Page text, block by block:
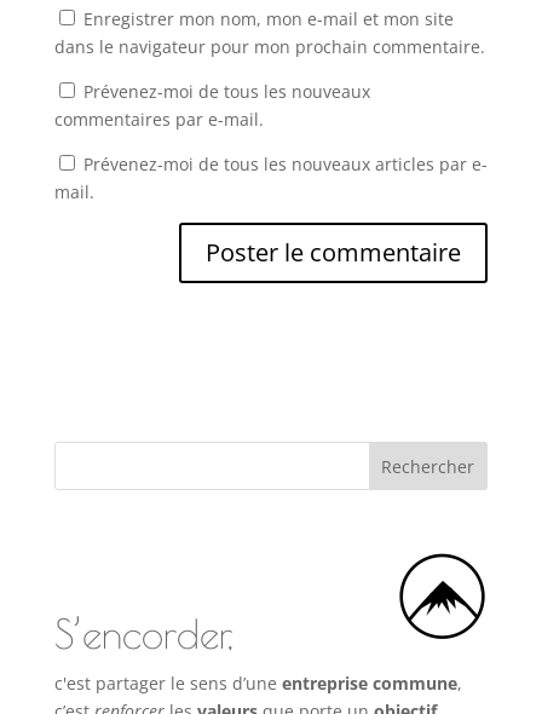
Enregistrer mon nom, mon e-mail et mon site
dans le navigateur pour mon prochain commentaire.
Prévenez-moi de tous les nouveaux
commentaires par e-mail.
Prévenez-moi de tous les nouveaux articles par e-
mail.
S’encorder,
c'est partager le sens d’une entreprise commune,